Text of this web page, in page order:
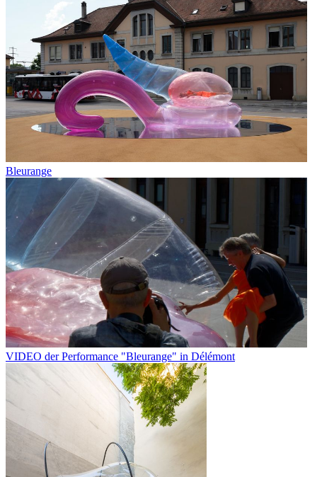
Bleurange
VIDEO der Performance "Bleurange" in Délémont